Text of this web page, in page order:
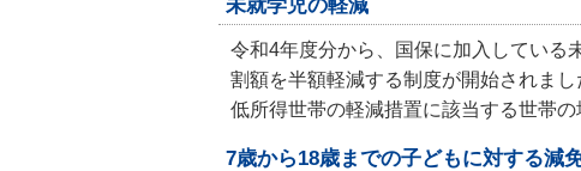
未就学児の軽減
令和4年度分から、国保に加入している
割額を半額軽減する制度が開始されまし
低所得世帯の軽減措置に該当する世帯
7歳から18歳までの子どもに対する減